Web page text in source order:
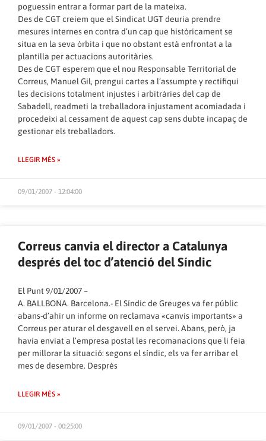
poguessin entrar a formar part de la mateixa.
Des de CGT creiem que el Sindicat UGT deuria prendre
mesures internes en contra d’un cap que històricament se
situa en la seva òrbita i que no obstant està enfrontat a la
plantilla per actuacions autoritàries.
Des de CGT esperem que el nou Responsable Territorial de
Correus, Manuel Gil, prengui cartes a l’assumpte y rectifiqui
les decisions totalment injustes i arbitràries del cap de
Sabadell, readmeti la treballadora injustament acomiadada i
procedeixi al cessament de aquest cap sens dubte incapaç de
gestionar els treballadors.
LLEGIR MÉS »
09/01/2007 - 12:04:00
Correus canvia el director a Catalunya
després del toc d’atenció del Síndic
El Punt 9/01/2007–
A. BALLBONA. Barcelona.- El Síndic de Greuges va fer públic
abans-d’ahir un informe on reclamava «canvis importants» a
Correus per aturar el desgavell en el servei. Abans, però, ja
havia enviat a l’empresa postal les recomanacions que li feia
per millorar la situació: segons el síndic, els va fer arribar el
mes de desembre. Després
LLEGIR MÉS »
09/01/2007 - 00:25:00